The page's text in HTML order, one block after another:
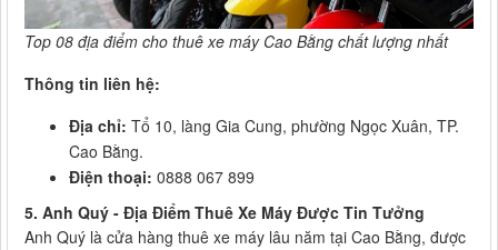
Top 08 địa điểm cho thuê xe máy Cao Bằng chất lượng nhất
Thông tin liên hệ:
Địa chỉ: Tổ 10, làng Gia Cung, phường Ngọc Xuân, TP.
Cao Bằng.
Điện thoại: 0888 067 899
5. Anh Quý - Địa Điểm Thuê Xe Máy Được Tin Tưởng
Anh Quý là cửa hàng thuê xe máy lâu năm tại Cao Bằng, được